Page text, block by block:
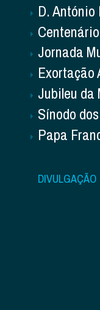
D.
Jornada
Jubileu da
Sínodo
Papa
DIVULGAÇÃO